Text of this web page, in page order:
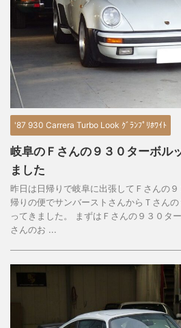
'87 930 Carrera Turbo Look ｸﾞﾗﾝﾌﾟﾘﾎﾜｲﾄ
岐阜のＦさんの９３０ターボル
ました
昨日は日帰りで岐阜に出張してＦさんの９
帰りの便でサンバーストさんからＴさん
ってきました。 まずはＦさんの９３０タ
さんのお ...